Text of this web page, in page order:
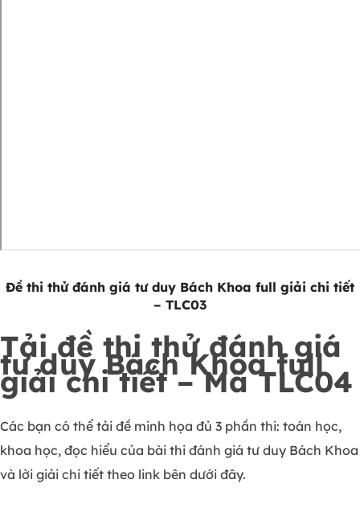
Đề thi thử đánh giá tư duy Bách Khoa full giải chi tiết
– TLC03
Tải đề thi thử đánh giá
tư duy Bách Khoa full
giải chi tiết – Mã TLC04
Các bạn có thể tải đề minh họa đủ 3 phần thi: toán học,
khoa học, đọc hiểu của bài thi đánh giá tư duy Bách Khoa
và lời giải chi tiết theo link bên dưới đây.